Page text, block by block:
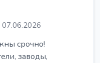
срочно!
заводы,